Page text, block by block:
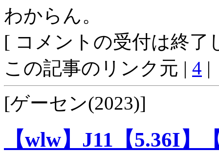
わからん。
[ コメントの受付は終了
この記事のリンク元 | 4 |
[ゲーセン(2023)]
【wlw】J11【5.36I】